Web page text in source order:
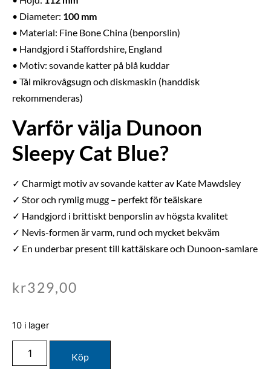
• Diameter: 100 mm
• Material: Fine Bone China (benporslin)
• Handgjord i Staffordshire, England
• Motiv: sovande katter på blå kuddar
• Tål mikrovågsugn och diskmaskin (handdisk
rekommenderas)
Varför välja Dunoon
Sleepy Cat Blue?
✓ Charmigt motiv av sovande katter av Kate Mawdsley
✓ Stor och rymlig mugg – perfekt för teälskare
✓ Handgjord i brittiskt benporslin av högsta kvalitet
✓ Nevis-formen är varm, rund och mycket bekväm
✓ En underbar present till kattälskare och Dunoon-samlare
kr329,00
10 i lager
Köp